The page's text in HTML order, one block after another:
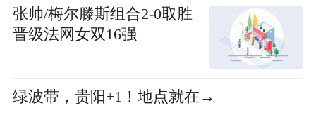
张帅/梅尔滕斯组合2-0取胜
晋级法网女双16强
绿波带，贵阳+1！地点就在→